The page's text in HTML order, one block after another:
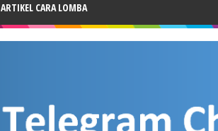
ARTIKEL CARA LOMBA